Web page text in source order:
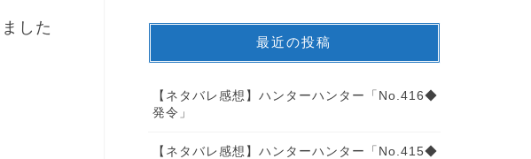
した
最近の投稿
【ネタバレ感想】ハンターハンター「No.416◆
発令」
【ネタバレ感想】ハンターハンター「No.415◆